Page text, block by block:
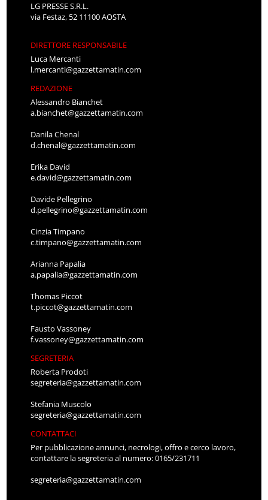
LG PRESSE S.R.L.
via Festaz, 52 11100 AOSTA
DIRETTORE RESPONSABILE
Luca Mercanti
l.mercanti@gazzettamatin.com
REDAZIONE
Alessandro Bianchet
a.bianchet@gazzettamatin.com
Danila Chenal
d.chenal@gazzettamatin.com
Erika David
e.david@gazzettamatin.com
Davide Pellegrino
d.pellegrino@gazzettamatin.com
Cinzia Timpano
c.timpano@gazzettamatin.com
Arianna Papalia
a.papalia@gazzettamatin.com
Thomas Piccot
t.piccot@gazzettamatin.com
Fausto Vassoney
f.vassoney@gazzettamatin.com
SEGRETERIA
Roberta Prodoti
segreteria@gazzettamatin.com
Stefania Muscolo
segreteria@gazzettamatin.com
CONTATTACI
Per pubblicazione annunci, necrologi, offro e cerco lavoro,
contattare la segreteria al numero: 0165/231711
segreteria@gazzettamatin.com